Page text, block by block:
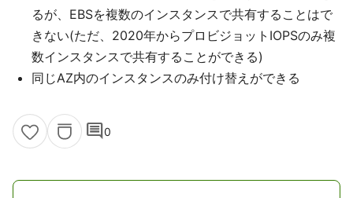
るが、EBSを複数のインスタンスで共有することはで
きない(ただ、2020年からプロビジョットIOPSのみ複
数インスタンスで共有することができる)
同じAZ内のインスタンスのみ付け替えができる
comment0